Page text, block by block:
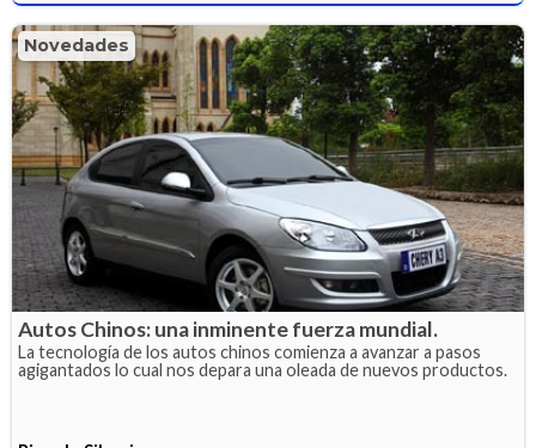
Novedades
Autos Chinos: una inminente fuerza mundial.
La tecnología de los autos chinos comienza a avanzar a pasos
agigantados lo cual nos depara una oleada de nuevos productos.